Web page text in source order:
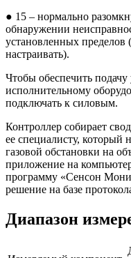
● 15 – нормально
обнаружении
установленных
настраивать).
Чтобы обеспечить
исполнительному
подключать к силовым.
Контроллер собирает
ее специалисту, который
газовой обстановки на
приложение на
программу «Сенсон
решение на базе
Диапазон